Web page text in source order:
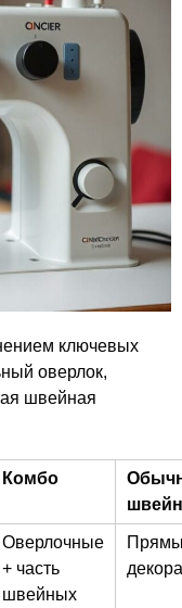
ключевых
оверлок,
швейная
Комбо
Оверлочные
+ часть
швейных